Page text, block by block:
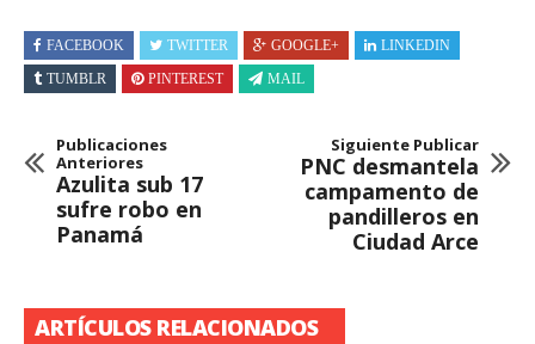
FACEBOOK TWITTER GOOGLE+
LINKEDIN
TUMBLR
PINTEREST MAIL
Publicaciones
Anteriores
Azulita sub 17
sufre robo en
Panamá
Siguiente Publicar
PNC desmantela
campamento de
pandilleros en
Ciudad Arce
ARTÍCULOS RELACIONADOS